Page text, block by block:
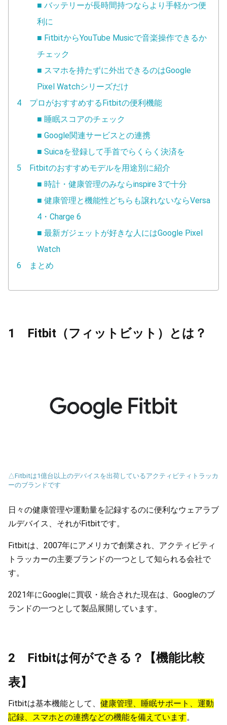
■ バッテリーが長時間持つならより手軽かつ便
利に
■ FitbitからYouTube Musicで音楽操作できるか
チェック
■ スマホを持たずに外出できるのはGoogle
Pixel Watchシリーズだけ
4 プロがおすすめするFitbitの便利機能
■ 睡眠スコアのチェック
■ Google関連サービスとの連携
■ Suicaを登録して手首でらくらく決済を
5 Fitbitのおすすめモデルを用途別に紹介
■ 時計・健康管理のみならinspire 3で十分
■ 健康管理と機能性どちらも譲れないならVersa
4・Charge 6
■ 最新ガジェットが好きな人にはGoogle Pixel
Watch
6 まとめ
1 Fitbit（フィットビット）とは？
△Fitbitは1億台以上のデバイスを出荷しているアクティビティトラッカ
ーのブランドです
日々の健康管理や運動量を記録するのに便利なウェアラブ
ルデバイス、それがFitbitです。
Fitbitは、2007年にアメリカで創業され、アクティビティ
トラッカーの主要ブランドの一つとして知られる会社で
す。
2021年にGoogleに買収・統合された現在は、Googleのブ
ランドの一つとして製品展開しています。
2 Fitbitは何ができる？【機能比較
表】
Fitbitは基本機能として、 健康管理、睡眠サポート、運動
記録、スマホとの連携などの機能を備えています。